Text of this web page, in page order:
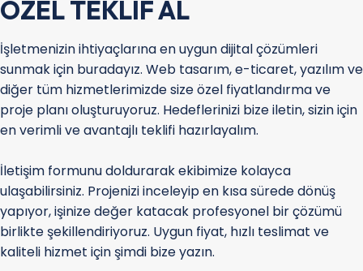
ÖZEL TEKLIF AL
İşletmenizin ihtiyaçlarına en uygun dijital çözümleri
sunmak için buradayız. Web tasarım, e-ticaret, yazılım ve
diğer tüm hizmetlerimizde size özel fiyatlandırma ve
proje planı oluşturuyoruz. Hedeflerinizi bize iletin, sizin için
en verimli ve avantajlı teklifi hazırlayalım.
İletişim formunu doldurarak ekibimize kolayca
ulaşabilirsiniz. Projenizi inceleyip en kısa sürede dönüş
yapıyor, işinize değer katacak profesyonel bir çözümü
birlikte şekillendiriyoruz. Uygun fiyat, hızlı teslimat ve
kaliteli hizmet için şimdi bize yazın.